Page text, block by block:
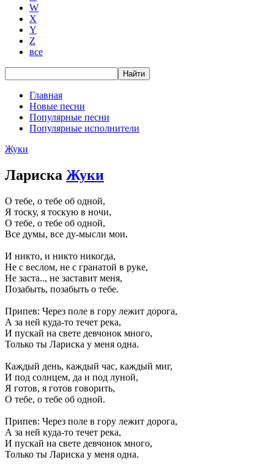
W
X
Y
Z
все
Главная
Новые песни
Популярные песни
Популярные исполнители
Жуки
Лариска Жуки
О тебе, о тебе об одной,
Я тоску, я тоскую в ночи,
О тебе, о тебе об одной,
Все думы, все ду-мысли мои.
И никто, и никто никогда,
Не с веслом, не с гранатой в руке,
Не заста.., не заставит меня,
Позабыть, позабыть о тебе.
Припев: Через поле в гору лежит дорога,
А за ней куда-то течет река,
И пускай на свете девчонок много,
Только ты Лариска у меня одна.
Каждый день, каждый час, каждый миг,
И под солнцем, да и под луной,
Я готов, я готов говорить,
О тебе, о тебе об одной.
Припев: Через поле в гору лежит дорога,
А за ней куда-то течет река,
И пускай на свете девчонок много,
Только ты Лариска у меня одна.